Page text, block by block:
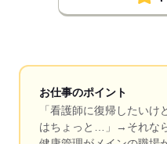
お仕事のポイント
「看護師に復帰したい
はちょっと…」→それな